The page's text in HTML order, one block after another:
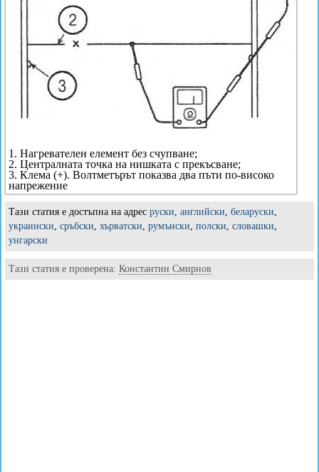
1. Нагревателен елемент без счупване;
2. Централната точка на нишката с прекъсване;
3. Клема (+). Волтметърът показва два пъти по-високо
напрежение
Тази статия е достъпна на адрес руски, английски, беларуски,
украински, сръбски, хърватски, румънски, полски, словашки,
унгарски
Тази статия е проверена: Константин Смирнов